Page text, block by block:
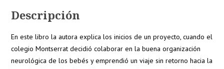
Descripción
En este libro la autora explica los inicios de un proyecto, cuando el
colegio Montserrat decidió colaborar en la buena organización
neurológica de los bebés y emprendió un viaje sin retorno hacia la